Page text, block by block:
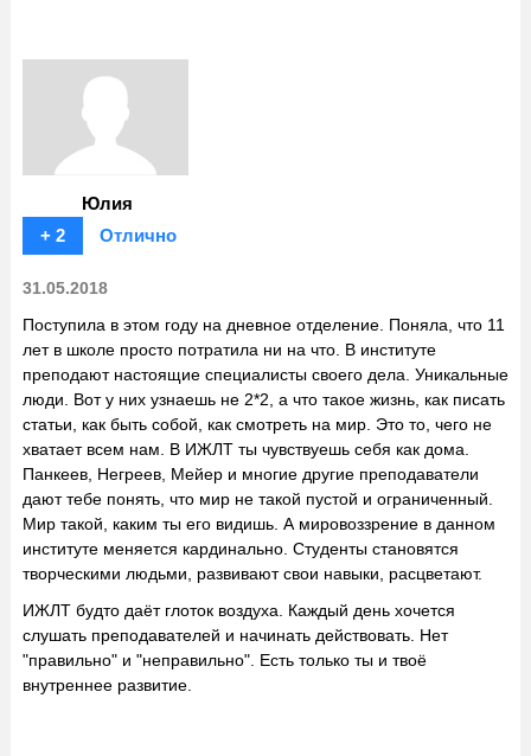
Юлия
+ 2
Отлично
31.05.2018
Поступила в этом году на дневное отделение. Поняла, что 11
лет в школе просто потратила ни на что. В институте
преподают настоящие специалисты своего дела. Уникальные
люди. Вот у них узнаешь не 2*2, а что такое жизнь, как писать
статьи, как быть собой, как смотреть на мир. Это то, чего не
хватает всем нам. В ИЖЛТ ты чувствуешь себя как дома.
Панкеев, Негреев, Мейер и многие другие преподаватели
дают тебе понять, что мир не такой пустой и ограниченный.
Мир такой, каким ты его видишь. А мировоззрение в данном
институте меняется кардинально. Студенты становятся
творческими людьми, развивают свои навыки, расцветают.
ИЖЛТ будто даёт глоток воздуха. Каждый день хочется
слушать преподавателей и начинать действовать. Нет
"правильно" и "неправильно". Есть только ты и твоё
внутреннее развитие.